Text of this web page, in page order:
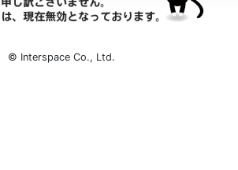
© Interspace Co., Ltd.